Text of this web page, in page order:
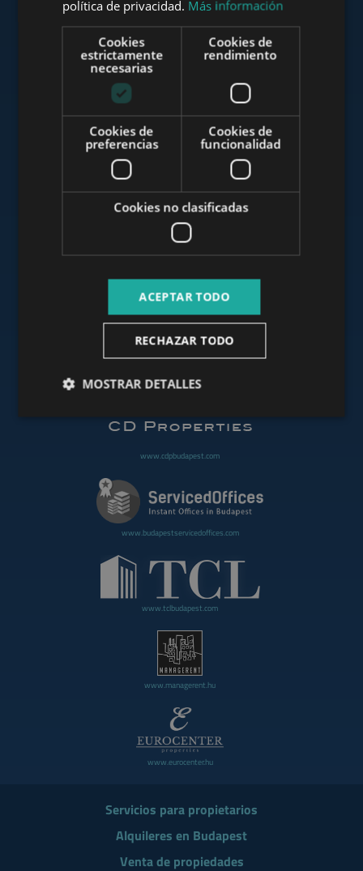
www.mybudapesthome.com
www.budapestluxuryapartments.hu
www.budapestoffices.net
www.budapestpropertysellers.com
www.cdpbudapest.com
www.budapestservicedoffices.com
www.tclbudapest.com
www.managerent.hu
www.eurocenter.hu
Servicios para propietarios
Alquileres en Budapest
Venta de propiedades
SPANISH
RUSSIAN
política de privacidad. Más información
Cookies
estrictamente
necesarias
Cookies de
rendimiento
Cookies de
preferencias
Cookies de
funcionalidad
Cookies no clasificadas
ACEPTAR TODO
RECHAZAR TODO
MOSTRAR DETALLES